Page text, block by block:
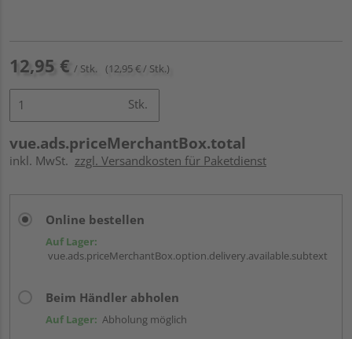
12,95 € / Stk. (12,95 € / Stk.)
Stk.
vue.ads.priceMerchantBox.total
inkl. MwSt. zzgl. Versandkosten für Paketdienst
Online bestellen
Auf Lager:
vue.ads.priceMerchantBox.option.delivery.available.subtext
Beim Händler abholen
Auf Lager: Abholung möglich